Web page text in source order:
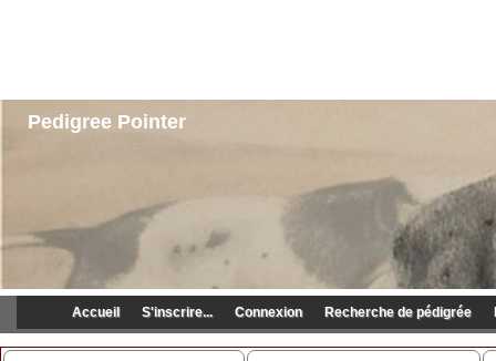
Pedigree Pointer
Accueil S'inscrire... Connexion Recherche de pédigrée